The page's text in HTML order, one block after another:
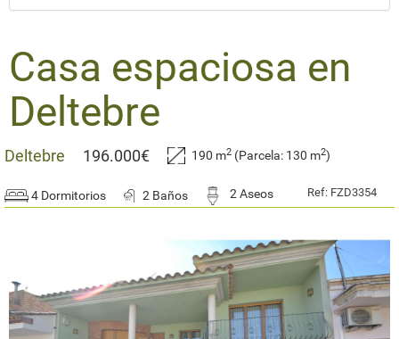
Casa espaciosa en
Deltebre
Deltebre 196.000€ 190 m2 (Parcela: 130 m2)
4 Dormitorios 2 Baños 2 Aseos Ref: FZD3354